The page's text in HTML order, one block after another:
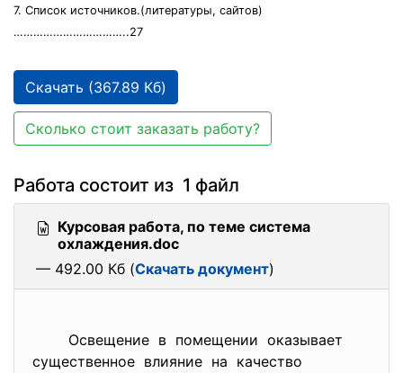
7. Список источников.(литературы, сайтов)
……………………………..27
Скачать (367.89 Кб)
Сколько стоит заказать работу?
Работа состоит из 1 файл
Курсовая работа, по теме система
охлаждения.doc
— 492.00 Кб (Скачать документ)
Освещение в помещении оказывает
существенное влияние на качество